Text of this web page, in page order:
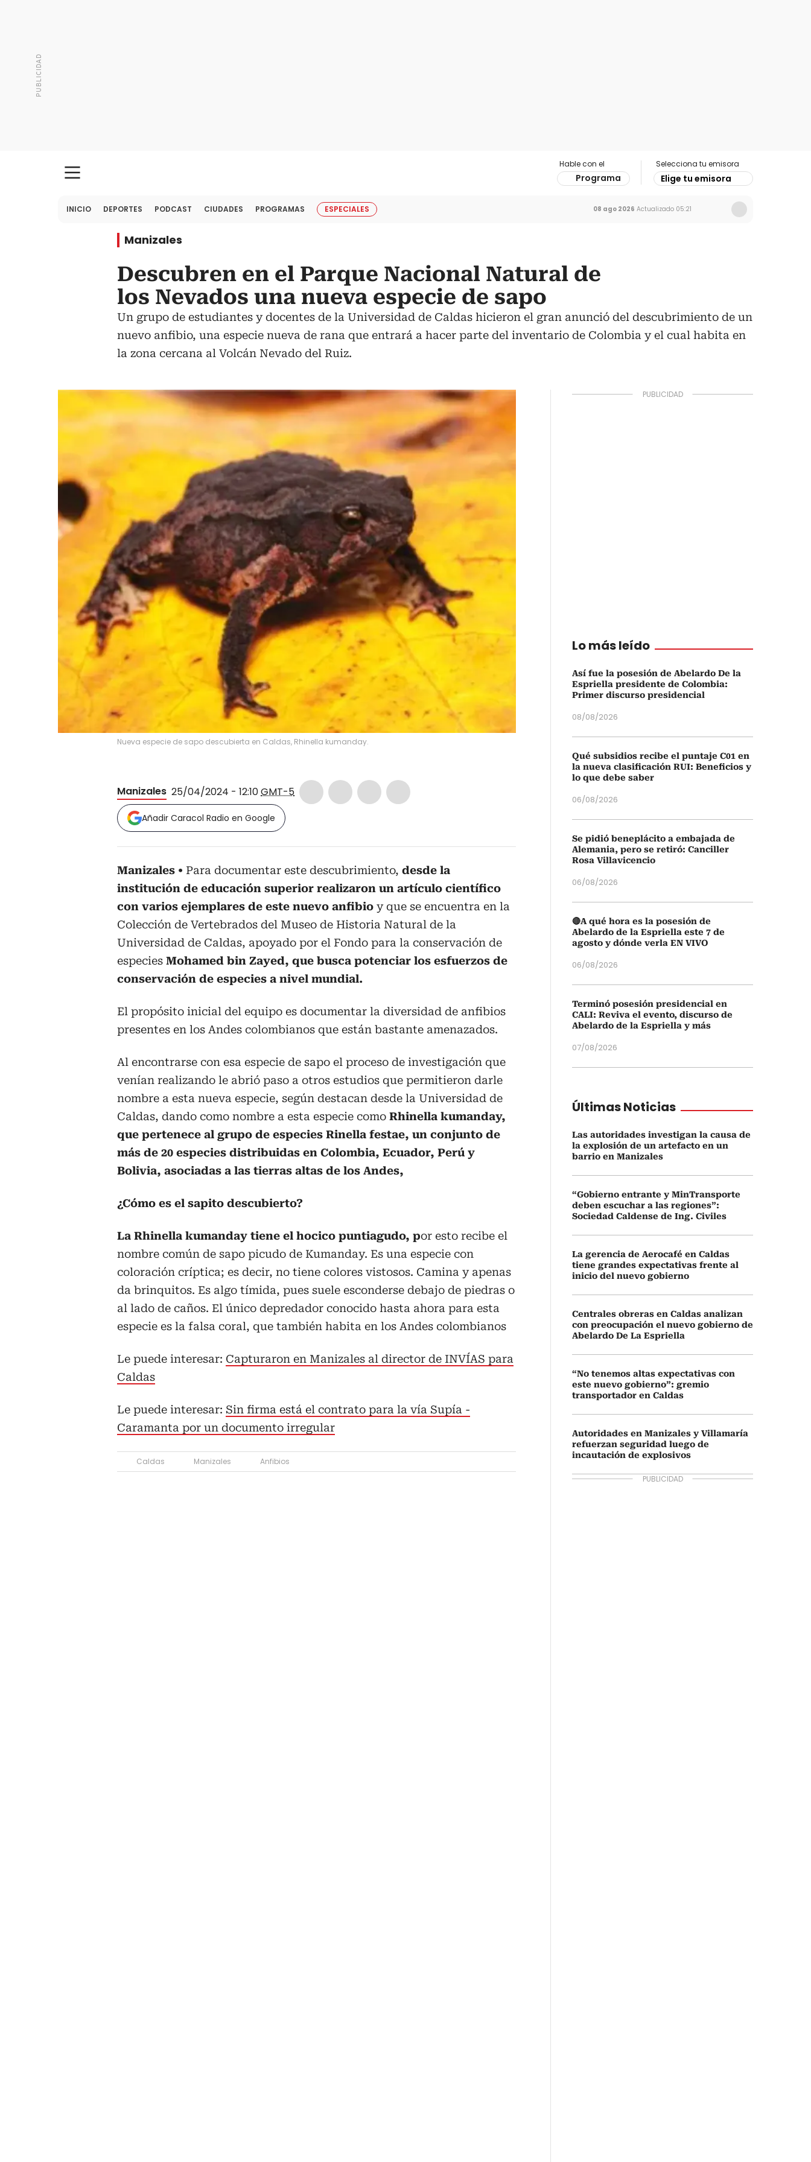
Hable con el
Programa
Selecciona tu emisora
Elige tu emisora
INICIO DEPORTES PODCAST CIUDADES PROGRAMAS ESPECIALES 08 ago 2026 Actualizado 05:21
Manizales
Descubren en el Parque Nacional Natural de
los Nevados una nueva especie de sapo
Un grupo de estudiantes y docentes de la Universidad de Caldas hicieron el gran anunció del descubrimiento de un
nuevo anfibio, una especie nueva de rana que entrará a hacer parte del inventario de Colombia y el cual habita en
la zona cercana al Volcán Nevado del Ruiz.
Nueva especie de sapo descubierta en Caldas, Rhinella kumanday.
Manizales 25/04/2024 - 12:10GMT-5
Añadir Caracol Radio en Google
Manizales Para documentar este descubrimiento, desde la
institución de educación superior realizaron un artículo científico
con varios ejemplares de este nuevo anfibio y que se encuentra en la
Colección de Vertebrados del Museo de Historia Natural de la
Universidad de Caldas, apoyado por el Fondo para la conservación de
especies Mohamed bin Zayed, que busca potenciar los esfuerzos de
conservación de especies a nivel mundial.
El propósito inicial del equipo es documentar la diversidad de anfibios
presentes en los Andes colombianos que están bastante amenazados.
Al encontrarse con esa especie de sapo el proceso de investigación que
venían realizando le abrió paso a otros estudios que permitieron darle
nombre a esta nueva especie, según destacan desde la Universidad de
Caldas, dando como nombre a esta especie como Rhinella kumanday,
que pertenece al grupo de especies Rinella festae, un conjunto de
más de 20 especies distribuidas en Colombia, Ecuador, Perú y
Bolivia, asociadas a las tierras altas de los Andes,
¿Cómo es el sapito descubierto?
La Rhinella kumanday tiene el hocico puntiagudo, por esto recibe el
nombre común de sapo picudo de Kumanday. Es una especie con
coloración críptica; es decir, no tiene colores vistosos. Camina y apenas
da brinquitos. Es algo tímida, pues suele esconderse debajo de piedras o
al lado de caños. El único depredador conocido hasta ahora para esta
especie es la falsa coral, que también habita en los Andes colombianos
Le puede interesar: Capturaron en Manizales al director de INVÍAS para
Caldas
Le puede interesar: Sin firma está el contrato para la vía Supía -
Caramanta por un documento irregular
Caldas Manizales Anfibios
Lo más leído
Así fue la posesión de Abelardo De la
Espriella presidente de Colombia:
Primer discurso presidencial
08/08/2026
Qué subsidios recibe el puntaje C01 en
la nueva clasificación RUI: Beneficios y
lo que debe saber
06/08/2026
Se pidió beneplácito a embajada de
Alemania, pero se retiró: Canciller
Rosa Villavicencio
06/08/2026
🔴A qué hora es la posesión de
Abelardo de la Espriella este 7 de
agosto y dónde verla EN VIVO
06/08/2026
Terminó posesión presidencial en
CALI: Reviva el evento, discurso de
Abelardo de la Espriella y más
07/08/2026
Últimas Noticias
Las autoridades investigan la causa de
la explosión de un artefacto en un
barrio en Manizales
“Gobierno entrante y MinTransporte
deben escuchar a las regiones”:
Sociedad Caldense de Ing. Civiles
La gerencia de Aerocafé en Caldas
tiene grandes expectativas frente al
inicio del nuevo gobierno
Centrales obreras en Caldas analizan
con preocupación el nuevo gobierno de
Abelardo De La Espriella
“No tenemos altas expectativas con
este nuevo gobierno”: gremio
transportador en Caldas
Autoridades en Manizales y Villamaría
refuerzan seguridad luego de
incautación de explosivos